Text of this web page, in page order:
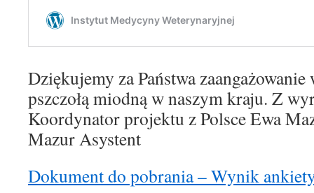
Dziękujemy za Państwa
pszczołą miodną w naszym kraju. Z
Koordynator projektu z Polsce Ewa
Mazur Asystent
Dokument do pobrania – Wynik